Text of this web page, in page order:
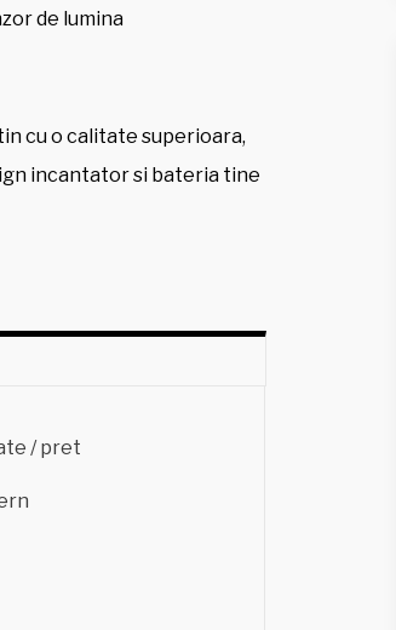
de lumina
cu o calitate superioara,
incantator si bateria tine
/ pret